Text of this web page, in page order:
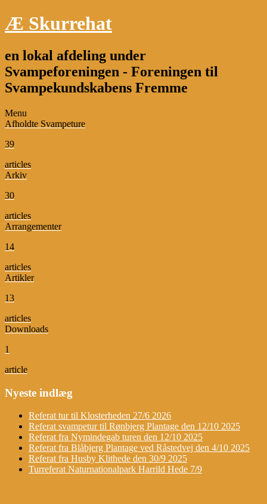
Æ Skurrehat
en lokal afdeling under
Svampeforeningen - Foreningen til
Svampekundskabens Fremme
Menu
Afholdte Svampeture
39
articles
Arkiv
30
articles
Arrangementer
14
articles
Artikler
13
articles
Downloads
1
article
Nyeste indlæg
Referat tur til Klosterheden 27/6 2026
Referat svampetur til Rønbjerg Plantage den 12/10 2025
Referat fra Nymindegab turen den 12/10 2025
Referat fra Blåbjerg Plantage ved Råstedvej den 4/10 2025
Referat fra Husby Klithede den 30/9 2025
Turreferat Naturnationalpark Harrild Hede 7/9